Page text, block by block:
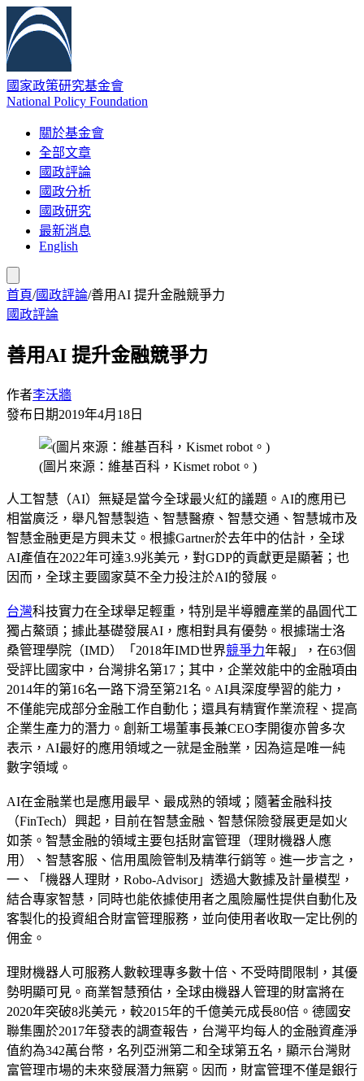
國家政策研究基金會
National Policy Foundation
關於基金會
全部文章
國政評論
國政分析
國政研究
最新消息
English
首頁/國政評論/善用AI 提升金融競爭力
國政評論
善用AI 提升金融競爭力
作者李沃牆
發布日期2019年4月18日
(圖片來源：維基百科，Kismet robot。)
人工智慧（AI）無疑是當今全球最火紅的議題。AI的應用已
相當廣泛，舉凡智慧製造、智慧醫療、智慧交通、智慧城市及
智慧金融更是方興未艾。根據Gartner於去年中的估計，全球
AI產值在2022年可達3.9兆美元，對GDP的貢獻更是顯著；也
因而，全球主要國家莫不全力投注於AI的發展。
台灣科技實力在全球舉足輕重，特別是半導體產業的晶圓代工
獨占鰲頭；據此基礎發展AI，應相對具有優勢。根據瑞士洛
桑管理學院（IMD）「2018年IMD世界競爭力年報」，在63個
受評比國家中，台灣排名第17；其中，企業效能中的金融項由
2014年的第16名一路下滑至第21名。AI具深度學習的能力，
不僅能完成部分金融工作自動化；還具有精實作業流程、提高
企業生產力的潛力。創新工場董事長兼CEO李開復亦曾多次
表示，AI最好的應用領域之一就是金融業，因為這是唯一純
數字領域。
AI在金融業也是應用最早、最成熟的領域；隨著金融科技
（FinTech）興起，目前在智慧金融、智慧保險發展更是如火
如荼。智慧金融的領域主要包括財富管理（理財機器人應
用）、智慧客服、信用風險管制及精準行銷等。進一步言之，
一、「機器人理財，Robo-Advisor」透過大數據及計量模型，
結合專家智慧，同時也能依據使用者之風險屬性提供自動化及
客製化的投資組合財富管理服務，並向使用者收取一定比例的
佣金。
理財機器人可服務人數較理專多數十倍、不受時間限制，其優
勢明顯可見。商業智慧預估，全球由機器人管理的財富將在
2020年突破8兆美元，較2015年的千億美元成長80倍。德國安
聯集團於2017年發表的調查報告，台灣平均每人的金融資產淨
值約為342萬台幣，名列亞洲第二和全球第五名，顯示台灣財
富管理市場的未來發展潛力無窮。因而，財富管理不僅是銀行